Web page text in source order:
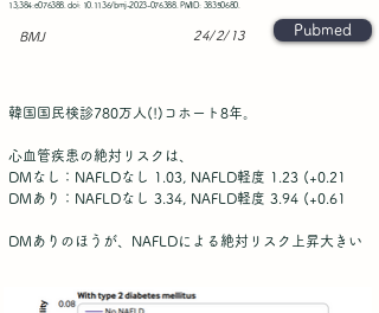
13;384:e076388. doi: 10.1136/bmj-2023-076388. PMID: 38350680
24/2/13
BMJ Pubmed
韓国国民検診780万人(!)コホート8年。
心血管疾患の絶対リスクは、
DMなし：NAFLDなし 1.03, NAFLD軽度 1.23 (+0.21
DMあり：NAFLDなし 3.34, NAFLD軽度 3.94 (+0.61
DMありのほうが、NAFLDによる絶対リスク上昇大きい